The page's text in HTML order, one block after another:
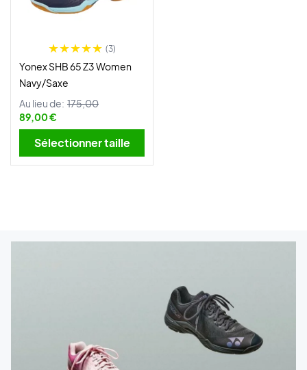
(3)
Yonex SHB 65 Z3 Women
Navy/Saxe
Au lieu de: 175,00
89,00 €
Sélectionner taille